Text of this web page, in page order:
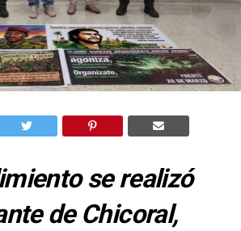
se realizó
de Chicoral,